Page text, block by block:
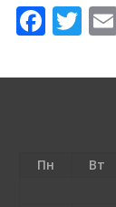
F
e
o
T
itt
Пн Вт